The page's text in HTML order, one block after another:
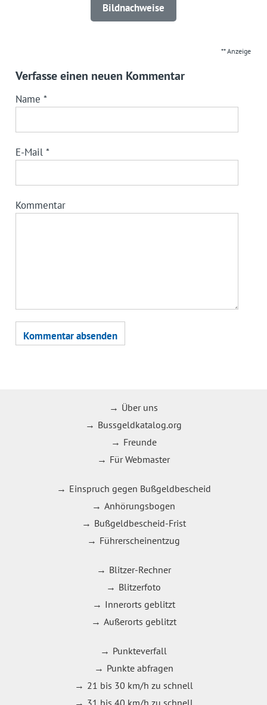
Bildnachweise
** Anzeige
Verfasse einen neuen Kommentar
Name *
E-Mail *
Kommentar
Über uns
Bussgeldkatalog.org
Freunde
Für Webmaster
Einspruch gegen Bußgeldbescheid
Anhörungsbogen
Bußgeldbescheid-Frist
Führerscheinentzug
Blitzer-Rechner
Blitzerfoto
Innerorts geblitzt
Außerorts geblitzt
Punkteverfall
Punkte abfragen
21 bis 30 km/h zu schnell